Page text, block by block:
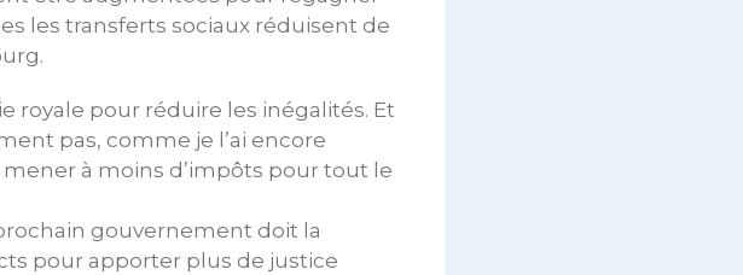
les transferts sociaux réduisent de
royale pour réduire les inégalités. Et
pas, comme je l’ai encore
à moins d’impôts pour tout le
gouvernement doit la
pour apporter plus de justice